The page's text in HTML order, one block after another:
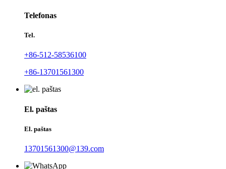
Telefonas
Tel.
+86-512-58536100
+86-13701561300
El. paštas
El. paštas
13701561300@139.com